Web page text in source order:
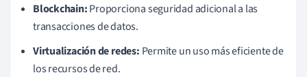
Blockchain:Proporciona seguridad adicional a las
transacciones de datos.
Virtualización de redes: Permite un uso más eficiente de
los recursos de red.